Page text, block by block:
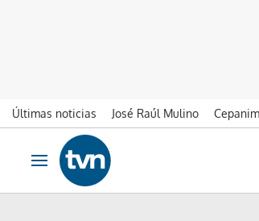
Últimas noticias José Raúl Mulino Cepanim
Ir al contenido
Obrir navegació